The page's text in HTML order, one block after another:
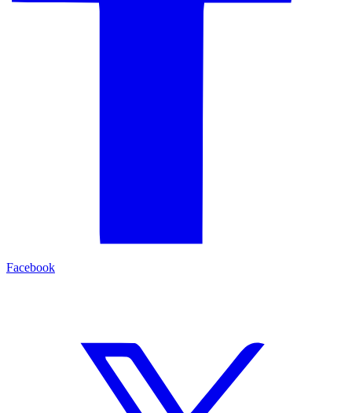
Facebook